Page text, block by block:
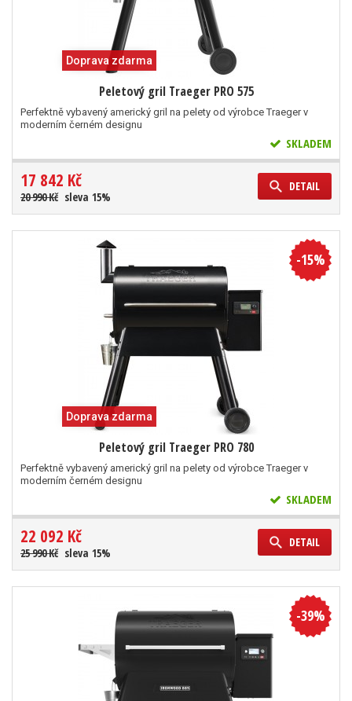
Doprava zdarma
Peletový gril Traeger PRO 575
Perfektně vybavený americký gril na pelety od výrobce Traeger v
moderním černém designu
SKLADEM
17 842 Kč
20 990 Kč sleva 15%
DETAIL
Doprava zdarma
-15%
Peletový gril Traeger PRO 780
Perfektně vybavený americký gril na pelety od výrobce Traeger v
moderním černém designu
SKLADEM
22 092 Kč
25 990 Kč sleva 15%
DETAIL
-39%